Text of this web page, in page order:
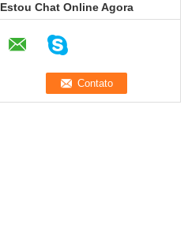
Estou Chat Online Agora